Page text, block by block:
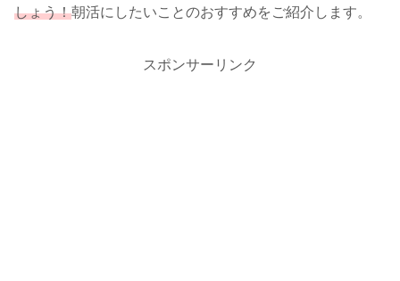
しょう！朝活にしたいことのおすすめをご紹介します。
スポンサーリンク